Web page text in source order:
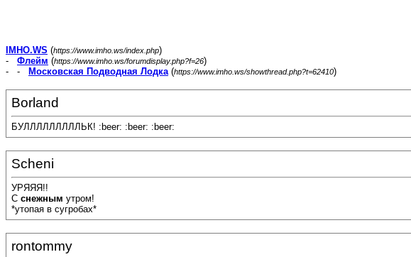
IMHO.WS (https://www.imho.ws/index.php)
- Флейм (https://www.imho.ws/forumdisplay.php?f=26)
- -
Московская Подводная Лодка(https://www.imho.ws/showthread.php?t=62410)
Borland
БУЛЛЛЛЛЛЛЛЛЬК! :beer: :beer: :beer:
Scheni
УРЯЯЯ!!
С снежным утром!
*утопая в сугробах*
rontommy